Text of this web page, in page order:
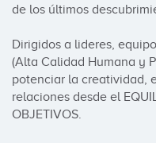
de los últimos
Dirigidos a lideres,
(Alta Calidad Humana y
potenciar la creatividad,
relaciones desde el
OBJETIVOS.